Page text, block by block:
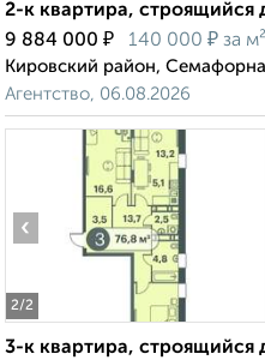
2-к квартира, строящийся
9 884 000 ₽ 140 000 ₽ за м²
Кировский район,
Агентство, 06.08.2026
2/2
‹
3-к квартира, строящийся